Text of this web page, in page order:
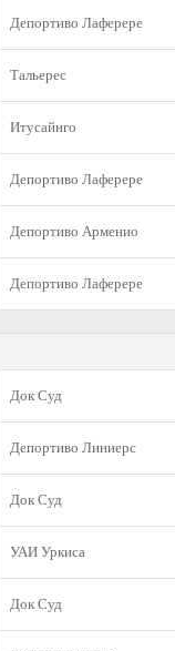
Депортиво Лаферере
Тальерес
Итусайнго
Депортиво Лаферере
Депортиво Арменио
Депортиво Лаферере
Док Суд
Депортиво Линиерс
Док Суд
УАИ Уркиса
Док Суд